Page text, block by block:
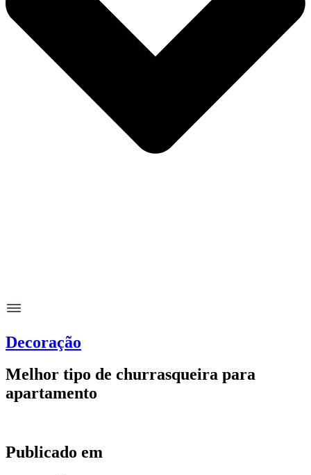
Decoração
Melhor tipo de churrasqueira para
apartamento
Publicado em